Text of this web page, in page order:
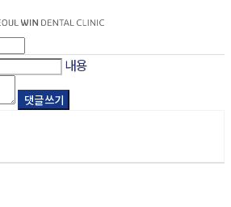
내용
댓글 쓰기